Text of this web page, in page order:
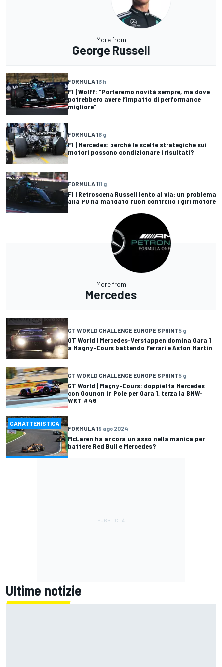
More from
George Russell
FORMULA 13 h
F1 | Wolff: "Porteremo novità sempre, ma dove
potrebbero avere l’impatto di performance
migliore"
FORMULA 16 g
F1 | Mercedes: perché le scelte strategiche sui
motori possono condizionare i risultati?
FORMULA 111 g
F1 | Retroscena Russell lento al via: un problema
alla PU ha mandato fuori controllo i giri motore
More from
Mercedes
GT WORLD CHALLENGE EUROPE SPRINT5 g
GT World | Mercedes-Verstappen domina Gara 1
a Magny-Cours battendo Ferrari e Aston Martin
GT WORLD CHALLENGE EUROPE SPRINT5 g
GT World | Magny-Cours: doppietta Mercedes
con Gounon in Pole per Gara 1, terza la BMW-
WRT #46
CARATTERISTICA
FORMULA 19 ago 2024
McLaren ha ancora un asso nella manica per
battere Red Bull e Mercedes?
Ultime notizie